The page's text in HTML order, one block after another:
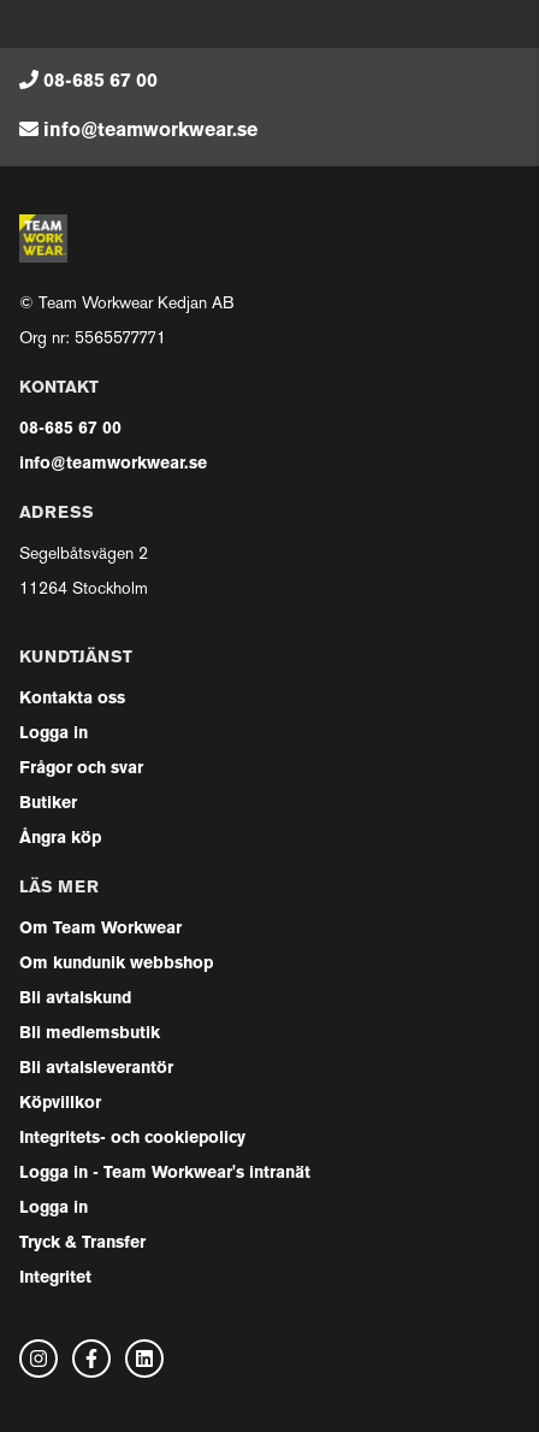
08-685 67 00
info@teamworkwear.se
© Team Workwear Kedjan AB
Org nr: 5565577771
KONTAKT
08-685 67 00
info@teamworkwear.se
ADRESS
Segelbåtsvägen 2
11264 Stockholm
KUNDTJÄNST
Kontakta oss
Logga in
Frågor och svar
Butiker
Ångra köp
LÄS MER
Om Team Workwear
Om kundunik webbshop
Bli avtalskund
Bli medlemsbutik
Bli avtalsleverantör
Köpvillkor
Integritets- och cookiepolicy
Logga in - Team Workwear's intranät
Logga in
Tryck & Transfer
Integritet